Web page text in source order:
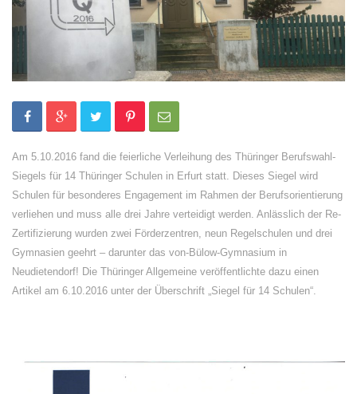
Am 5.10.2016 fand die feierliche Verleihung des Thüringer Berufswahl-
Siegels für 14 Thüringer Schulen in Erfurt statt. Dieses Siegel wird
Schulen für besonderes Engagement im Rahmen der Berufsorientierung
verliehen und muss alle drei Jahre verteidigt werden. Anlässlich der Re-
Zertifizierung wurden zwei Förderzentren, neun Regelschulen und drei
Gymnasien geehrt – darunter das von-Bülow-Gymnasium in
Neudietendorf! Die Thüringer Allgemeine veröffentlichte dazu einen
Artikel am 6.10.2016 unter der Überschrift „Siegel für 14 Schulen“.